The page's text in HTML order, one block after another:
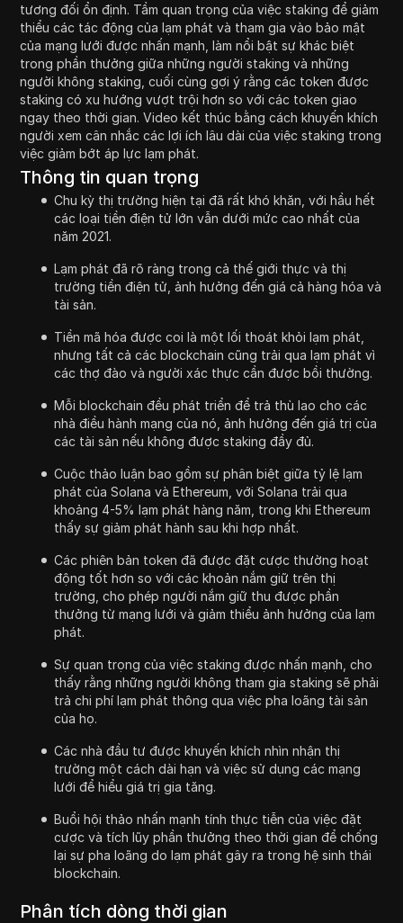
tương đối ổn định. Tầm quan trọng của việc staking để giảm
thiểu các tác động của lạm phát và tham gia vào bảo mật
của mạng lưới được nhấn mạnh, làm nổi bật sự khác biệt
trong phần thưởng giữa những người staking và những
người không staking, cuối cùng gợi ý rằng các token được
staking có xu hướng vượt trội hơn so với các token giao
ngay theo thời gian. Video kết thúc bằng cách khuyến khích
người xem cân nhắc các lợi ích lâu dài của việc staking trong
việc giảm bớt áp lực lạm phát.
Thông tin quan trọng
Chu kỳ thị trường hiện tại đã rất khó khăn, với hầu hết
các loại tiền điện tử lớn vẫn dưới mức cao nhất của
năm 2021.
Lạm phát đã rõ ràng trong cả thế giới thực và thị
trường tiền điện tử, ảnh hưởng đến giá cả hàng hóa và
tài sản.
Tiền mã hóa được coi là một lối thoát khỏi lạm phát,
nhưng tất cả các blockchain cũng trải qua lạm phát vì
các thợ đào và người xác thực cần được bồi thường.
Mỗi blockchain đều phát triển để trả thù lao cho các
nhà điều hành mạng của nó, ảnh hưởng đến giá trị của
các tài sản nếu không được staking đầy đủ.
Cuộc thảo luận bao gồm sự phân biệt giữa tỷ lệ lạm
phát của Solana và Ethereum, với Solana trải qua
khoảng 4-5% lạm phát hàng năm, trong khi Ethereum
thấy sự giảm phát hành sau khi hợp nhất.
Các phiên bản token đã được đặt cược thường hoạt
động tốt hơn so với các khoản nắm giữ trên thị
trường, cho phép người nắm giữ thu được phần
thưởng từ mạng lưới và giảm thiểu ảnh hưởng của lạm
phát.
Sự quan trọng của việc staking được nhấn mạnh, cho
thấy rằng những người không tham gia staking sẽ phải
trả chi phí lạm phát thông qua việc pha loãng tài sản
của họ.
Các nhà đầu tư được khuyến khích nhìn nhận thị
trường một cách dài hạn và việc sử dụng các mạng
lưới để hiểu giá trị gia tăng.
Buổi hội thảo nhấn mạnh tính thực tiễn của việc đặt
cược và tích lũy phần thưởng theo thời gian để chống
lại sự pha loãng do lạm phát gây ra trong hệ sinh thái
blockchain.
Phân tích dòng thời gian